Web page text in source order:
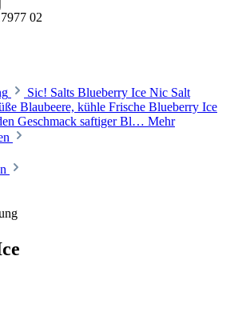
02
Sic! Salts Blueberry Ice Nic Salt
Blaubeere, kühle Frische Blueberry Ice
Geschmack saftiger Bl… Mehr